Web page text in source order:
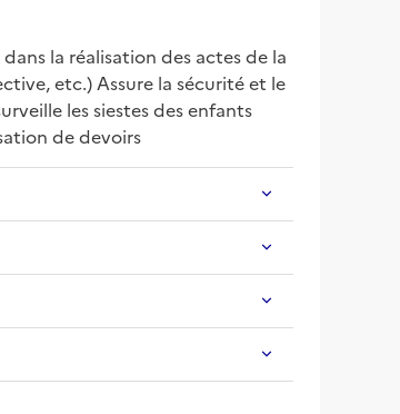
la réalisation des actes de la
etc.) Assure la sécurité et le
les siestes des enfants
de devoirs